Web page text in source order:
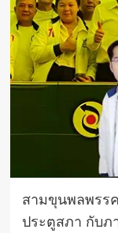
สามขุนพลพรร
ประตูสภา กับภ